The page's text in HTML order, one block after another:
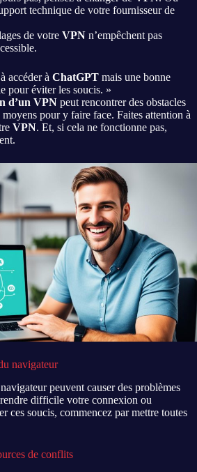
technique de votre fournisseur de
de votre VPN n’empêchent pas
accéder à ChatGPT mais une bonne
pour éviter les soucis. »
d’un VPN peut rencontrer des obstacles
pour y faire face. Faites attention à
VPN. Et, si cela ne fonctionne pas,
navigateur
peuvent causer des problèmes
difficile votre connexion ou
ces soucis, commencez par mettre toutes
de conflits